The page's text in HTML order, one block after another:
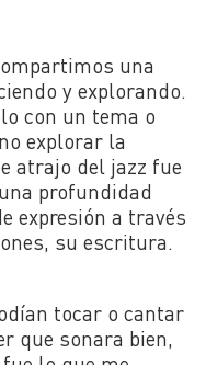
una
y explorando.
con un tema o
explorar la
atrajo del jazz fue
profundidad
expresión a través
su escritura.
tocar o cantar
que sonara bien,